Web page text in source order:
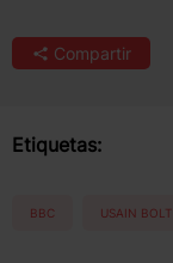
Compartir
Etiquetas:
BBC USAIN BOLT